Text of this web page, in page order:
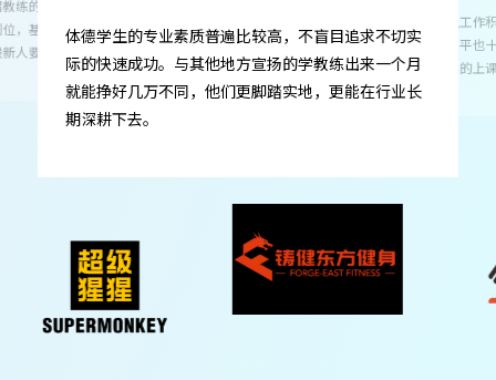
目追求不切实
练出来一个月
更能在行业长体德的学生工作积极主动，不仅具备过硬的专业素
养，服务水平也十分出色。有一套完善的服务流程，
以及标准化的上课体系。
们如何成为一个
识，所以体德毕
应期短。